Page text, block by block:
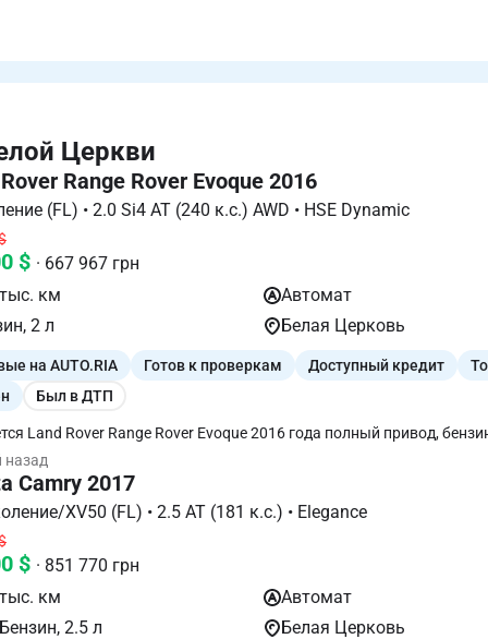
Церкви
Range Rover Evoque 2016
I поколение (FL) • 2.0 Si4 AT (240 к.с.) AWD • HSE Dynamic
$ · 667 967 грн
км
Автомат
2 л
Белая Церковь
на AUTO.RIA Готов к проверкам Доступный кредит
Был в ДТП
Land Rover Range Rover Evoque 2016 года полный привод,
2.0 бензин. Приехал без повреждений по кузову Сделано
ГРМ, помпа, все необходимые уплотнители, масло в коробке и
также заменены. Автомобиль уже стоит на учете, один
Пробег 138тыс миль. Хорошая комплектация с полным набором
и безопасности. Автомобиль оснащен качественным кожаным
памятью передних и подогревом всех сидений,
контролем, премиальной мультимедийной системой с навигацией,
плавно, подвеска без посторонних шумел. Проверка на
За деталями звоните, расскажу что интересно.
назад
Camry 2017
VII поколение/XV50 (FL) • 2.5 АТ (181 к.с.) • Elegance
$ · 851 770 грн
км
Автомат
2.5 л
Белая Церковь